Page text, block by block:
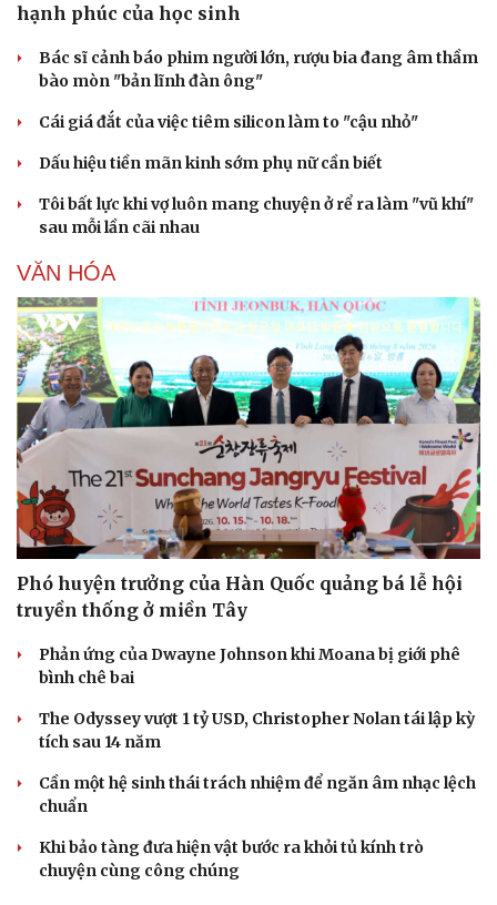
Văn hóa
Sân khấu - Điện ảnh
Văn học
Di sản
Giải trí
Thời trang
hạnh phúc của học sinh
Bác sĩ cảnh báo phim người lớn, rượu bia đang âm thầm
bào mòn "bản lĩnh đàn ông"
Cái giá đắt của việc tiêm silicon làm to "cậu nhỏ"
Dấu hiệu tiền mãn kinh sớm phụ nữ cần biết
Tôi bất lực khi vợ luôn mang chuyện ở rể ra làm "vũ khí"
sau mỗi lần cãi nhau
VĂN HÓA
Phó huyện trưởng của Hàn Quốc quảng bá lễ hội
truyền thống ở miền Tây
Phản ứng của Dwayne Johnson khi Moana bị giới phê
bình chê bai
The Odyssey vượt 1 tỷ USD, Christopher Nolan tái lập kỳ
tích sau 14 năm
Cần một hệ sinh thái trách nhiệm để ngăn âm nhạc lệch
chuẩn
Khi bảo tàng đưa hiện vật bước ra khỏi tủ kính trò
chuyện cùng công chúng